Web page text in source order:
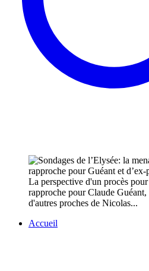
La perspective d'un procès
rapproche pour Claude
d'autres proches de Nicolas...
Accueil